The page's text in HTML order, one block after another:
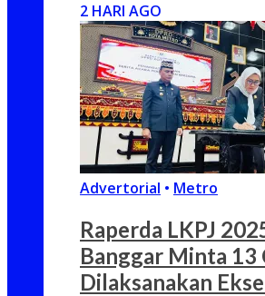
2 HARI AGO
Advertorial • Metro
Raperda LKPJ
Banggar Minta 13
Dilaksanakan